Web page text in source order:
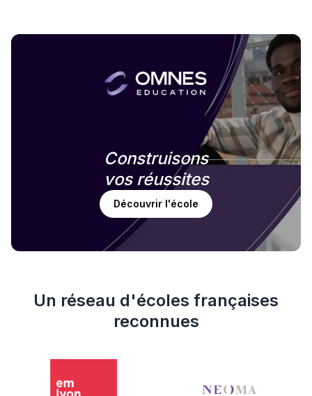
Construisons
vos réussites
Découvrir l'école
Un réseau d'écoles françaises
reconnues